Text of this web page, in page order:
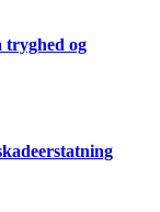
tryghed og